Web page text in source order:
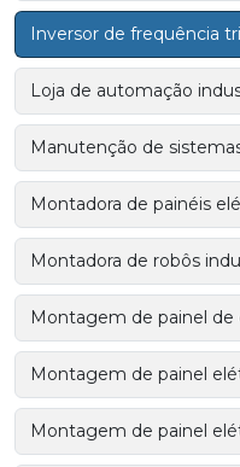
Inversor de frequência
Loja de automação
Manutenção de
Montadora de painéis
Montadora de robôs
Montagem de painel de
Montagem de painel
Montagem de painel